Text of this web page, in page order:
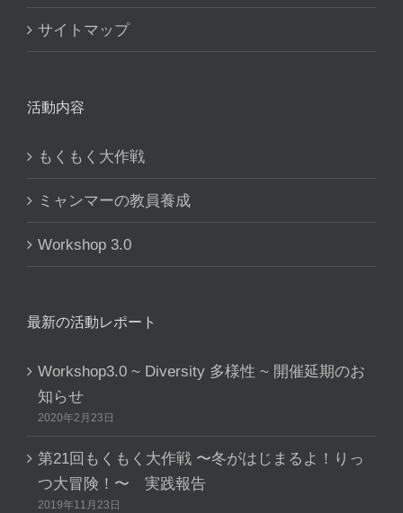
サイトマップ
活動内容
もくもく大作戦
ミャンマーの教員養成
Workshop 3.0
最新の活動レポート
Workshop3.0 ~ Diversity 多様性 ~ 開催延期のお
知らせ
2020年2月23日
第21回もくもく大作戦 〜冬がはじまるよ！りっ
つ大冒険！〜 実践報告
2019年11月23日